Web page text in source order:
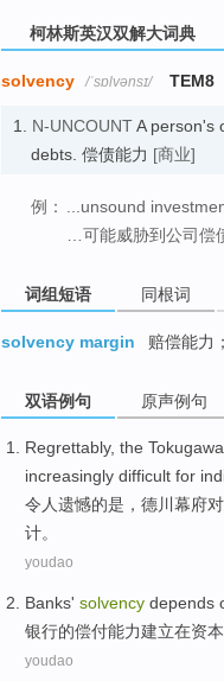
柯林斯英汉双解大词典
solvency /ˈsɒlvənsɪ/ TEM8
1. N-UNCOUNTA person's
debts. 偿债能力 [商业]
例：
...unsound
…可能威胁到公司偿
词组短语 同根词
solvency margin 赔偿能力
双语例句 原声例句
Regrettably, the Tokugawa
increasingly difficult for
令人遗憾的是， 德川 幕府对
计。
youdao
Banks' solvency depends
银行的偿付能力建立在资
youdao